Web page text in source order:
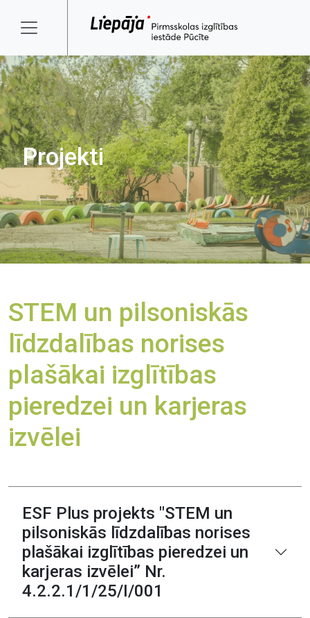
Projekti
STEM un pilsoniskās
līdzdalības norises
plašākai izglītības
pieredzei un karjeras
izvēlei
ESF Plus projekts "STEM un
pilsoniskās līdzdalības norises
plašākai izglītības pieredzei un
karjeras izvēlei” Nr.
4.2.2.1/1/25/I/001